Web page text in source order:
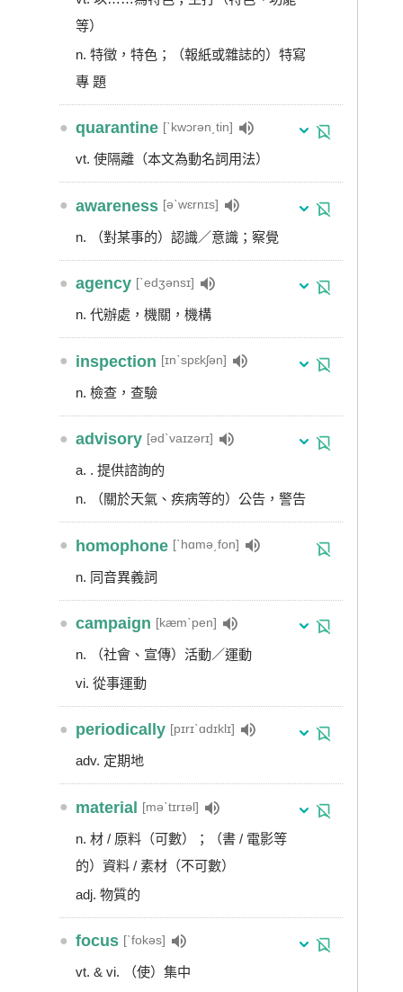
等）
n. 特徵，特色；（報紙或雜誌的）特寫
專 題
● quarantine [ˋkwɔrən͵tin]
vt. 使隔離（本文為動名詞用法）
● awareness [əˋwɛrnɪs]
n. （對某事的）認識／意識；察覺
● agency [ˋedʒənsɪ]
n. 代辦處，機關，機構
● inspection [ɪnˋspɛkʃən]
n. 檢查，查驗
● advisory [ədˋvaɪzərɪ]
a. . 提供諮詢的
n. （關於天氣、疾病等的）公告，警告
● homophone [ˋhɑmə͵fon]
n. 同音異義詞
● campaign [kæmˋpen]
n. （社會、宣傳）活動／運動
vi. 從事運動
● periodically [pɪrɪˋɑdɪklɪ]
adv. 定期地
● material [məˋtɪrɪəl]
n. 材 / 原料（可數）；（書 / 電影等
的）資料 / 素材（不可數）
adj. 物質的
● focus [ˋfokəs]
vt. & vi. （使）集中